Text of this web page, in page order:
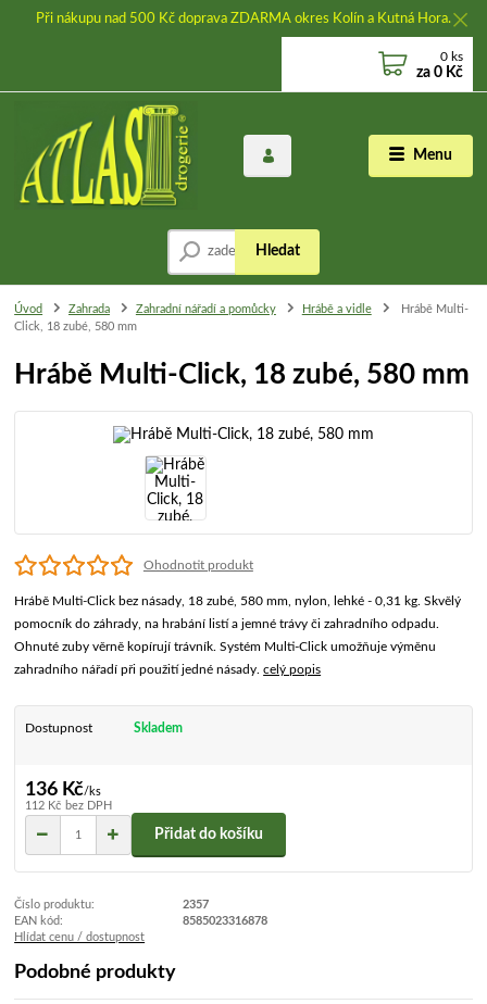
Při nákupu nad 500 Kč doprava ZDARMA okres Kolín a Kutná Hora.
Menu
Hledat
0 ks
za 0 Kč
Úvod Zahrada Zahradní nářadí a pomůcky Hrábě a vidle
Hrábě Multi-
Click, 18 zubé, 580 mm
Hrábě Multi-Click, 18 zubé, 580 mm
Ohodnotit produkt
Hrábě Multi-Click bez násady, 18 zubé, 580 mm, nylon, lehké - 0,31 kg. Skvělý
pomocník do záhrady, na hrabání listí a jemné trávy či zahradního odpadu.
Ohnuté zuby věrně kopírují trávník. Systém Multi-Click umožňuje výměnu
zahradního nářadí při použití jedné násady.celý popis
Dostupnost Skladem
136 Kč/ks
112 Kč bez DPH
Přidat do košíku
Číslo produktu:
2357
EAN kód:
8585023316878
Hlídat cenu / dostupnost
Podobné produkty